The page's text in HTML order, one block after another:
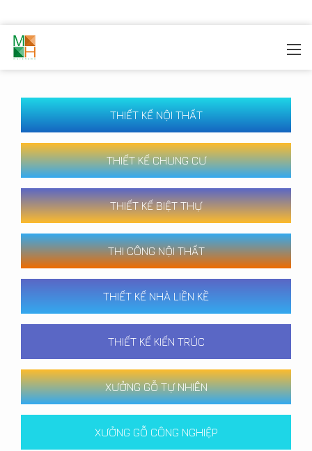
THIẾT KẾ NỘI THẤT
THIẾT KẾ CHUNG CƯ
THIẾT KẾ BIỆT THỰ
THI CÔNG NỘI THẤT
THIẾT KẾ NHÀ LIỀN KỀ
THIẾT KẾ KIẾN TRÚC
XƯỞNG GỖ TỰ NHIÊN
XƯỞNG GỖ CÔNG NGHIỆP